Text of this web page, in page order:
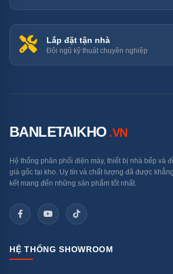
Tại Sao CSPF
Trọng?
AQA-RV10QA5 (5,30):
Model
Casper QC-09IU36A
Lắp đặt tận nhà
Đội ngũ kỹ thuật chuyên nghiệp
BANLETAIKHO .VN
Hệ thống phân phối điện máy, thiết bị nhà bếp và
giá gốc tại kho. Uy tín và chất lượng đã được
kết mang đến những sản phẩm tốt nhất.
HỆ THỐNG SHOWROOM